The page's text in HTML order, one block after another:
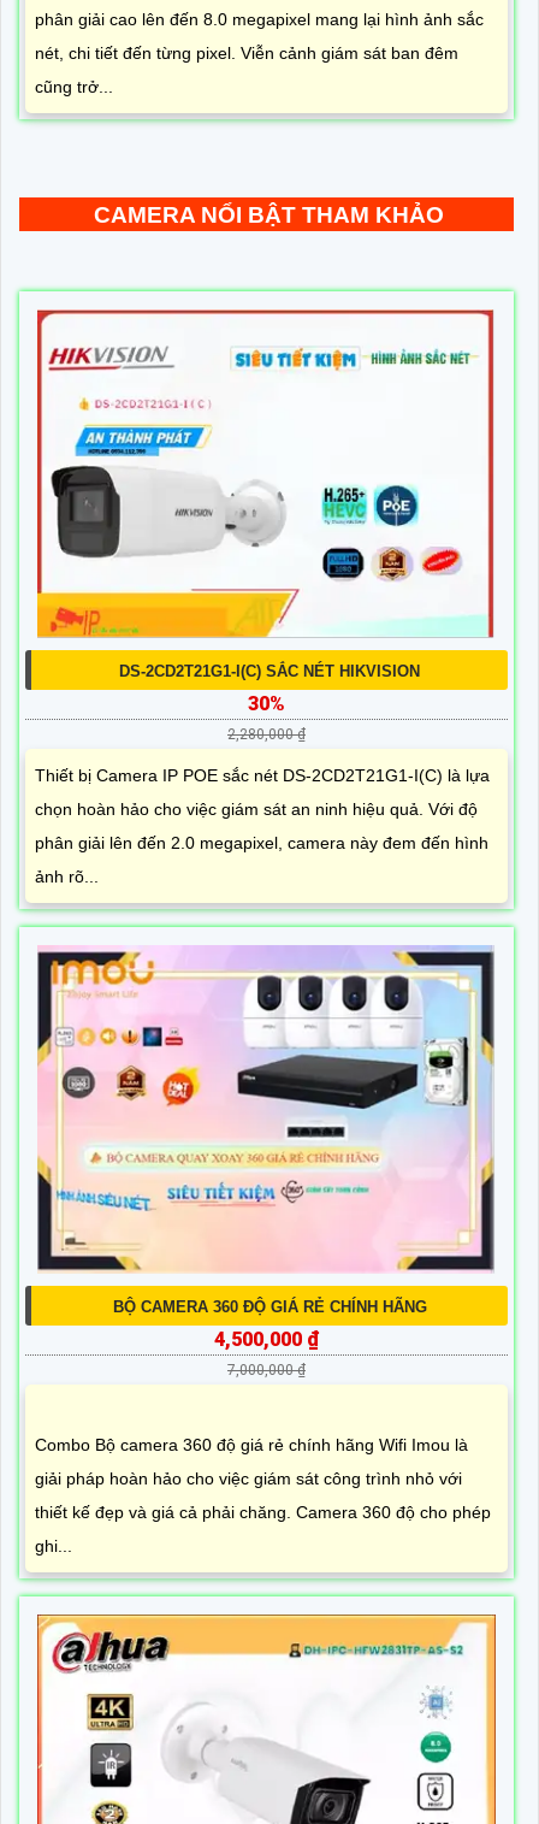
phân giải cao lên đến 8.0 megapixel mang lại hình ảnh sắc
nét, chi tiết đến từng pixel. Viễn cảnh giám sát ban đêm
cũng trở...
CAMERA NỔI BẬT THAM KHẢO
DS-2CD2T21G1-I(C) SẮC NÉT HIKVISION
30%
2,280,000 ₫
Thiết bị Camera IP POE sắc nét DS-2CD2T21G1-I(C) là lựa
chọn hoàn hảo cho việc giám sát an ninh hiệu quả. Với độ
phân giải lên đến 2.0 megapixel, camera này đem đến hình
ảnh rõ...
BỘ CAMERA 360 ĐỘ GIÁ RẺ CHÍNH HÃNG
4,500,000 ₫
7,000,000 ₫
Combo Bộ camera 360 độ giá rẻ chính hãng Wifi Imou là
giải pháp hoàn hảo cho việc giám sát công trình nhỏ với
thiết kế đẹp và giá cả phải chăng. Camera 360 độ cho phép
ghi...